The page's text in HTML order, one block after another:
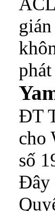
ĐT
cho
số
Đây